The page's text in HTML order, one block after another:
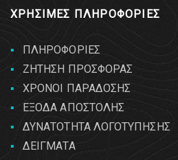
ΧΡΗΣΙΜΕΣ ΠΛΗΡΟΦΟΡΙΕΣ
ΠΛΗΡΟΦΟΡΙΕΣ
ΖΗΤΗΣΗ ΠΡΟΣΦΟΡΑΣ
ΧΡΟΝΟΙ ΠΑΡΑΔΟΣΗΣ
ΕΞΟΔΑ ΑΠΟΣΤΟΛΗΣ
ΔΥΝΑΤΟΤΗΤΑ ΛΟΓΟΤΥΠΗΣΗΣ
ΔΕΙΓΜΑΤΑ